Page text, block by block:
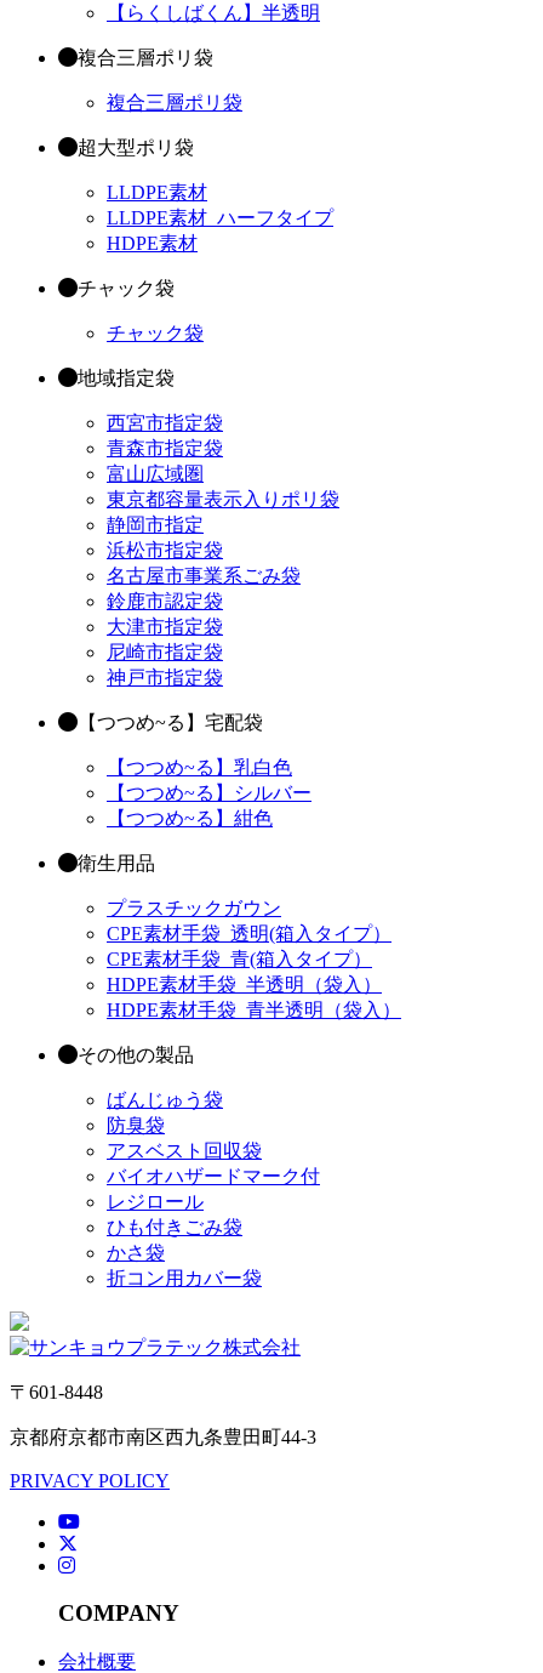
【らくしばくん】半透明
複合三層ポリ袋
複合三層ポリ袋
超大型ポリ袋
LLDPE素材
LLDPE素材_ハーフタイプ
HDPE素材
チャック袋
チャック袋
地域指定袋
西宮市指定袋
青森市指定袋
富山広域圏
東京都容量表示入りポリ袋
静岡市指定
浜松市指定袋
名古屋市事業系ごみ袋
鈴鹿市認定袋
大津市指定袋
尼崎市指定袋
神戸市指定袋
【つつめ~る】宅配袋
【つつめ~る】乳白色
【つつめ~る】シルバー
【つつめ~る】紺色
衛生用品
プラスチックガウン
CPE素材手袋_透明(箱入タイプ）
CPE素材手袋_青(箱入タイプ）
HDPE素材手袋_半透明（袋入）
HDPE素材手袋_青半透明（袋入）
その他の製品
ばんじゅう袋
防臭袋
アスベスト回収袋
バイオハザードマーク付
レジロール
ひも付きごみ袋
かさ袋
折コン用カバー袋
〒601-8448
京都府京都市南区西九条豊田町44-3
PRIVACY POLICY
COMPANY
会社概要